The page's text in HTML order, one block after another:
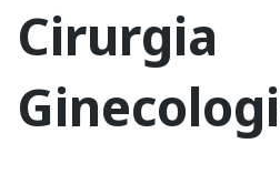
Cirurgia